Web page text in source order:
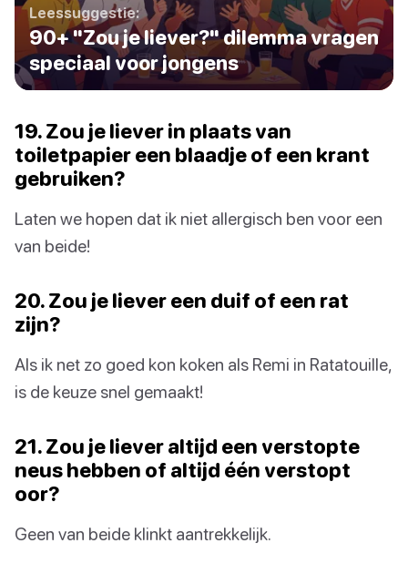
Leessuggestie:
90+ "Zou je liever?" dilemma vragen
speciaal voor jongens
19. Zou je liever in plaats van
toiletpapier een blaadje of een krant
gebruiken?
Laten we hopen dat ik niet allergisch ben voor een
van beide!
20. Zou je liever een duif of een rat
zijn?
Als ik net zo goed kon koken als Remi in Ratatouille,
is de keuze snel gemaakt!
21. Zou je liever altijd een verstopte
neus hebben of altijd één verstopt
oor?
Geen van beide klinkt aantrekkelijk.